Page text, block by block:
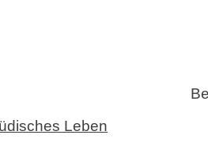
Leben